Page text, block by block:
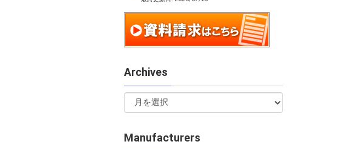
Archives
Manufacturers